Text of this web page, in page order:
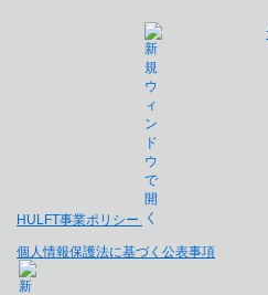
HULFT事業ポリシー
個人情報保護法に基づく公表事項